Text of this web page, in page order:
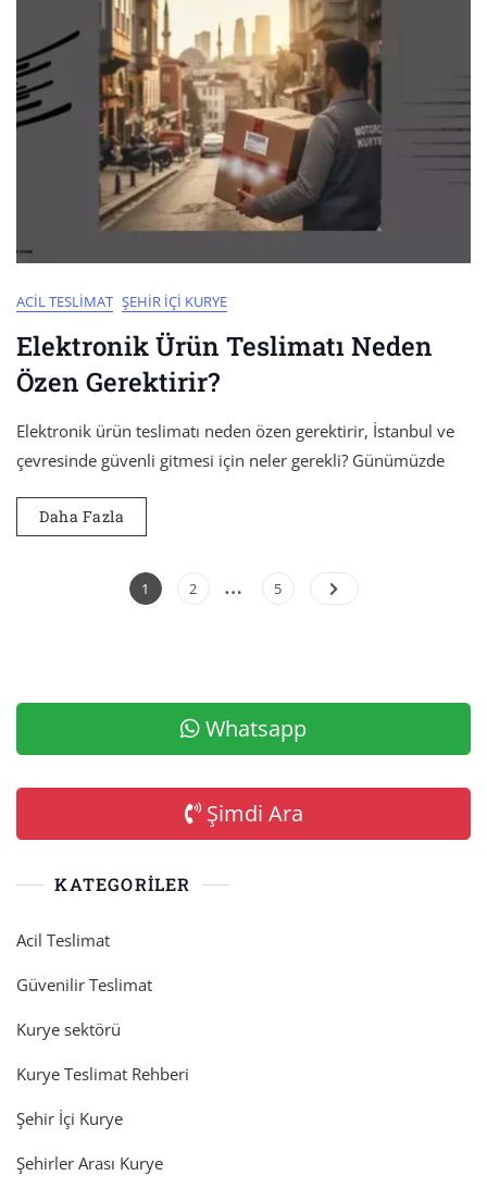
ACIL TESLIMAT ŞEHIR İÇI KURYE
Elektronik Ürün Teslimatı Neden
Özen Gerektirir?
Elektronik ürün teslimatı neden özen gerektirir, İstanbul ve
çevresinde güvenli gitmesi için neler gerekli? Günümüzde
Daha Fazla
Yazı
Page
1 Page
2 … Page
5
Whatsapp
Şimdi Ara
KATEGORILER
Acil Teslimat
Güvenilir Teslimat
Kurye sektörü
Kurye Teslimat Rehberi
Şehir İçi Kurye
Şehirler Arası Kurye